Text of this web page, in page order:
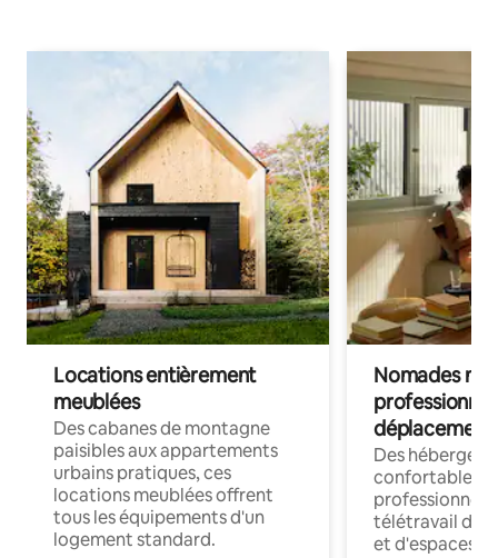
Locations entièrement
meublées
Des cabanes de montagne
paisibles aux appartements
urbains pratiques, ces
locations meublées offrent
tous les équipements d'un
logement standard.
Nomades
déplacement
Des
confortables
professionnels
télétravail
et d'espaces